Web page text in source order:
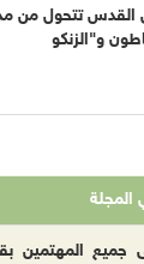
القدس تتحول من
المهتمين